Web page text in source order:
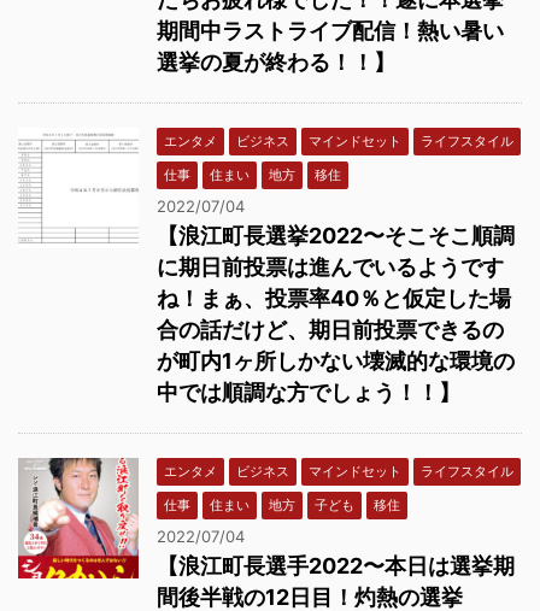
期間中ラストライブ配信！熱い暑い
選挙の夏が終わる！！】
エンタメ ビジネス マインドセット
ライフスタイル
仕事
住まい 地方 移住
2022/07/04
【浪江町長選挙2022〜そこそこ順調
に期日前投票は進んでいるようです
ね！まぁ、投票率40％と仮定した場
合の話だけど、期日前投票できるの
が町内1ヶ所しかない壊滅的な環境の
中では順調な方でしょう！！】
エンタメ ビジネス マインドセット
ライフスタイル
仕事
住まい 地方 子ども 移住
2022/07/04
【浪江町長選手2022〜本日は選挙期
間後半戦の12日目！灼熱の選挙